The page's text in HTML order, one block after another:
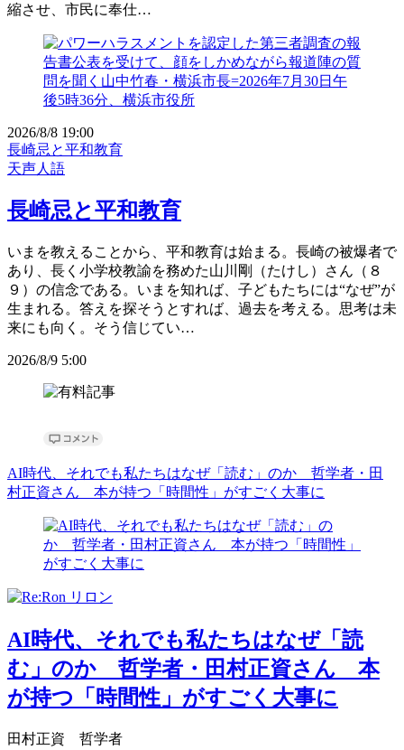
縮させ、市民に奉仕…
2026/8/8 19:00
長崎忌と平和教育
天声人語
長崎忌と平和教育
いまを教えることから、平和教育は始まる。長崎の被爆者で
あり、長く小学校教諭を務めた山川剛（たけし）さん（８
９）の信念である。いまを知れば、子どもたちには“なぜ”が
生まれる。答えを探そうとすれば、過去を考える。思考は未
来にも向く。そう信じてい…
2026/8/9 5:00
AI時代、それでも私たちはなぜ「読む」のか 哲学者・田
村正資さん 本が持つ「時間性」がすごく大事に
AI時代、それでも私たちはなぜ「読
む」のか 哲学者・田村正資さん 本
が持つ「時間性」がすごく大事に
田村正資 哲学者